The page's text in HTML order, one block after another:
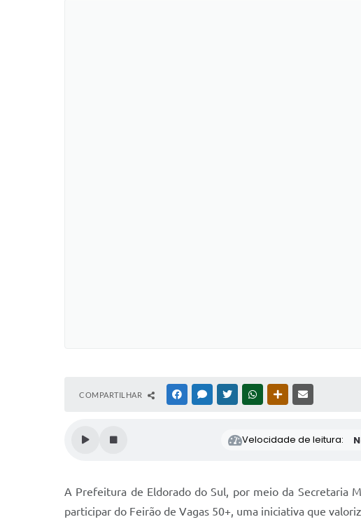
COMPARTILHAR FACEBOOKMESSENGER
TWITTERWHATSAPPOUTRAS MÍDIAS
Velocidade de leitura:
A Prefeitura de Eldorado do Sul, por meio da Secretaria
participar do Feirão de Vagas 50+, uma iniciativa que